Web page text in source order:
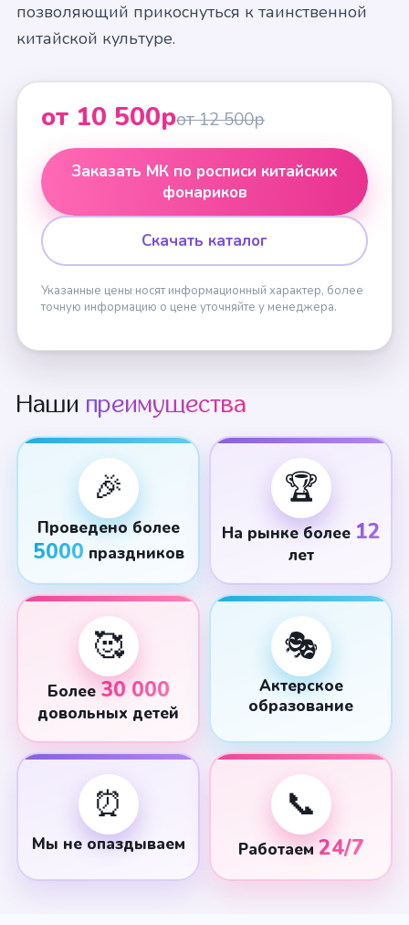
позволяющий прикоснуться к таинственной
китайской культуре.
от 10 500рот 12 500р
Заказать МК по росписи китайских
фонариков
Скачать каталог
Указанные цены носят информационный характер, более
точную информацию о цене уточняйте у менеджера.
Наши преимущества
🎉
Проведено более
5000 праздников
🏆
На рынке более 12
лет
🥰
Более30 000
довольных детей
🎭
Актерское
образование
⏰
Мы не опаздываем
📞
Работаем 24/7